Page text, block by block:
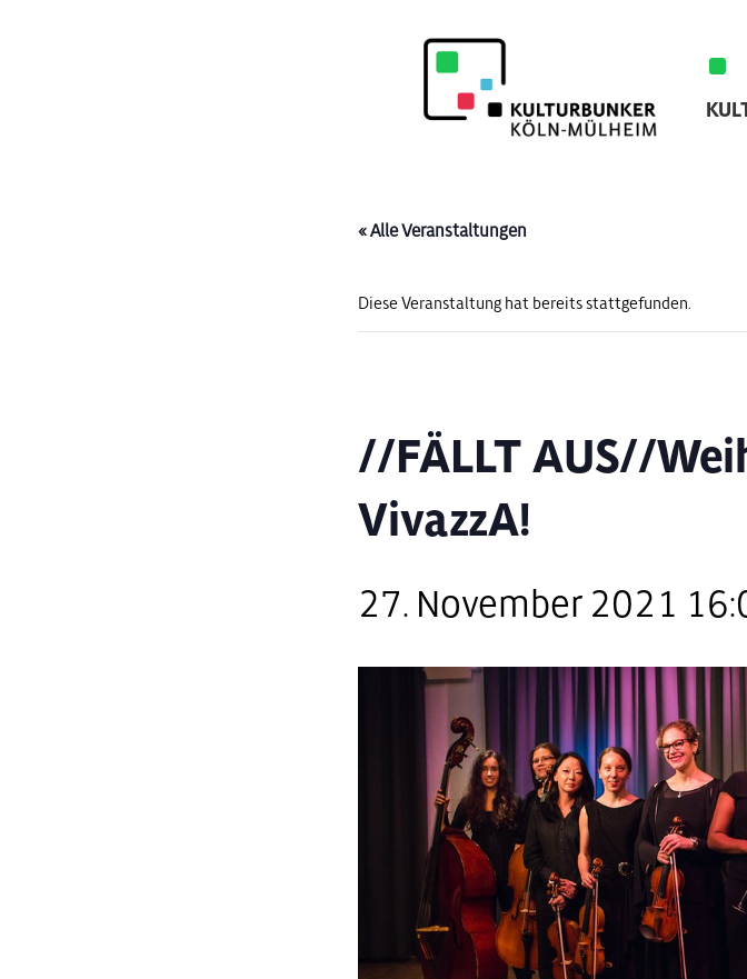
« Alle Veranstaltungen
Diese Veranstaltung hat bereits stattgefunden.
//FÄLLT AUS//
VivazzA!
27. November 2021